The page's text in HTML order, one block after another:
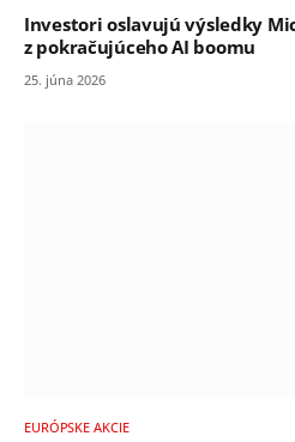
Investori oslavujú výsledky
z pokračujúceho AI boomu
25. júna 2026
EURÓPSKE AKCIE